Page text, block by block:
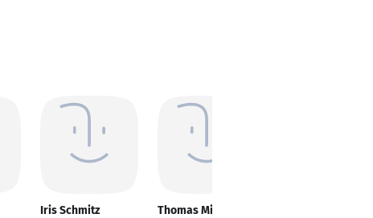
Iris Schmitz Thomas Mirek